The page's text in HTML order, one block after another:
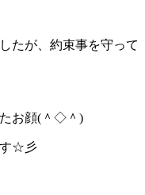
たが、約束事を守って
お顔(＾◇＾)
す☆彡